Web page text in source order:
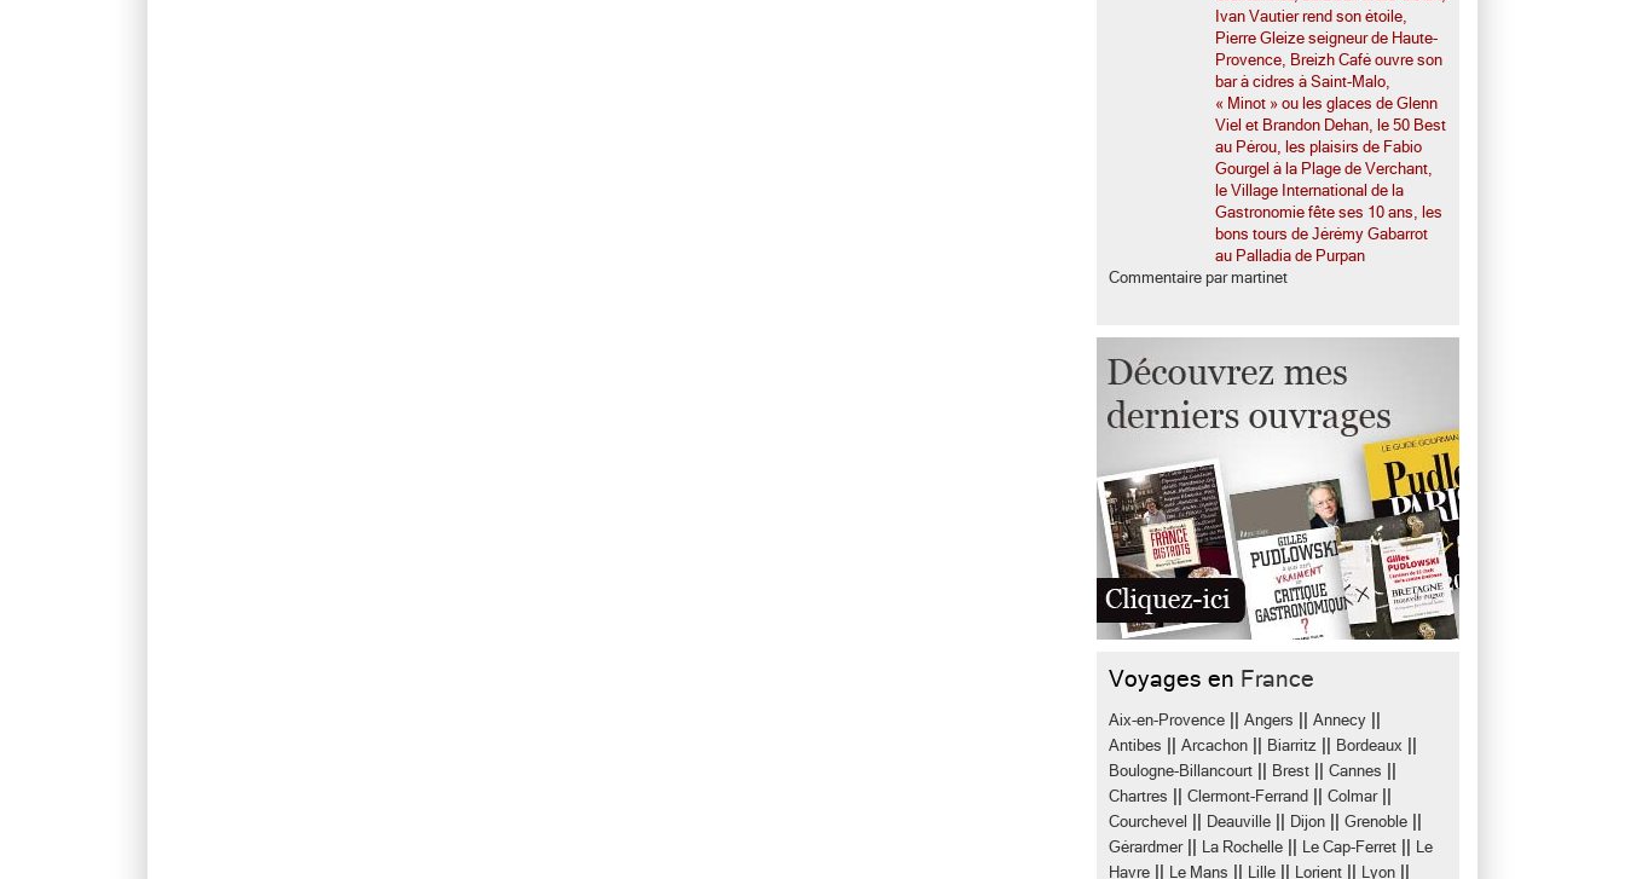
Ivan Vautier rend son étoile,
Pierre Gleize seigneur de Haute-
Provence, Breizh Café ouvre son
bar à cidres à Saint-Malo,
« Minot » ou les glaces de Glenn
Viel et Brandon Dehan, le 50 Best
au Pérou, les plaisirs de Fabio
Gourgel à la Plage de Verchant,
le Village International de la
Gastronomie fête ses 10 ans, les
bons tours de Jérémy Gabarrot
au Palladia de Purpan
Commentaire par martinet
Voyages en France
Aix-en-Provence Angers Annecy
Antibes Arcachon Biarritz Bordeaux
Boulogne-Billancourt Brest Cannes
Chartres Clermont-Ferrand Colmar||
Courchevel Deauville Dijon Grenoble
Gérardmer|| La Rochelle Le Cap-Ferret
Le
Havre
Le Mans Lille Lorient Lyon